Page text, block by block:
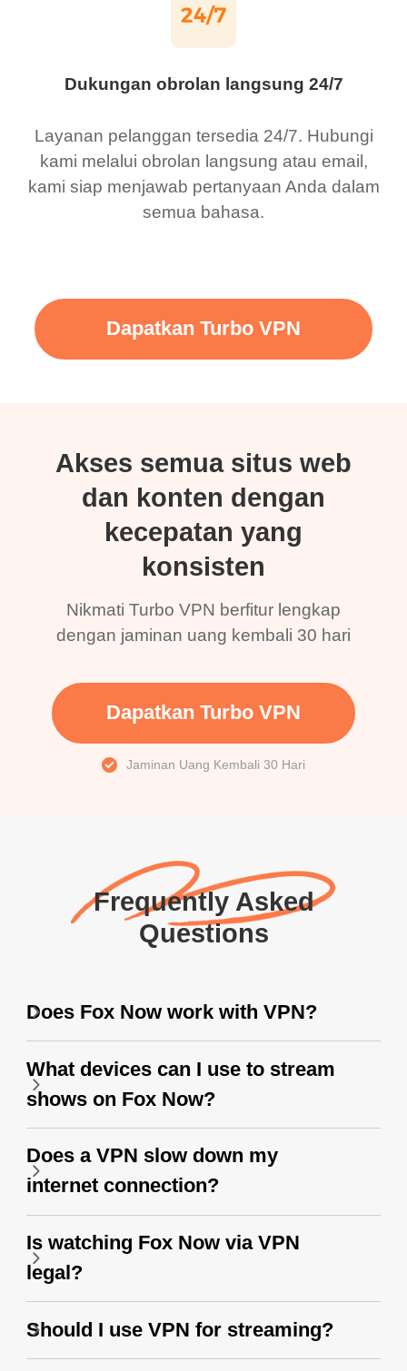
Dukungan obrolan langsung 24/7
Layanan pelanggan tersedia 24/7. Hubungi
kami melalui obrolan langsung atau email,
kami siap menjawab pertanyaan Anda dalam
semua bahasa.
Dapatkan Turbo VPN
Akses semua situs web
dan konten dengan
kecepatan yang
konsisten
Nikmati Turbo VPN berfitur lengkap
dengan jaminan uang kembali 30 hari
Dapatkan Turbo VPN
Jaminan Uang Kembali 30 Hari
Frequently Asked
Questions
Does Fox Now work with VPN?
What devices can I use to stream
shows on Fox Now?
Does a VPN slow down my
internet connection?
Is watching Fox Now via VPN
legal?
Should I use VPN for streaming?